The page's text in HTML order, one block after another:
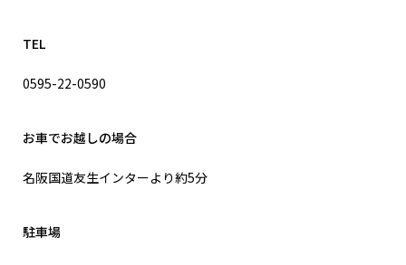
TEL
0595-22-0590
お車でお越しの場合
名阪国道友生インターより約5分
駐車場